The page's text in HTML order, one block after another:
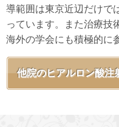
導範囲は東京近辺だけで
っています。また治療技
海外の学会にも積極的に
他院のヒアルロン酸注